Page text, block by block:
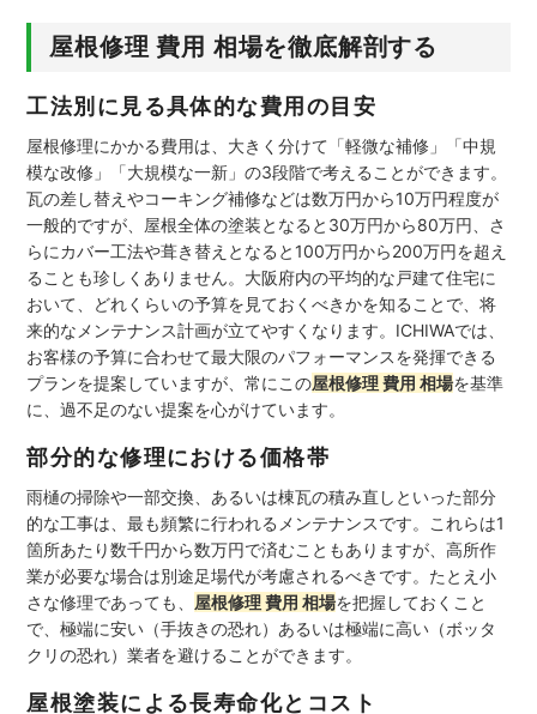
屋根修理 費用 相場を徹底解剖する
工法別に見る具体的な費用の目安
屋根修理にかかる費用は、大きく分けて「軽微な補修」「中規
模な改修」「大規模な一新」の3段階で考えることができます。
瓦の差し替えやコーキング補修などは数万円から10万円程度が
一般的ですが、屋根全体の塗装となると30万円から80万円、さ
らにカバー工法や葺き替えとなると100万円から200万円を超え
ることも珍しくありません。大阪府内の平均的な戸建て住宅に
おいて、どれくらいの予算を見ておくべきかを知ることで、将
来的なメンテナンス計画が立てやすくなります。ICHIWAでは、
お客様の予算に合わせて最大限のパフォーマンスを発揮できる
プランを提案していますが、常にこの屋根修理 費用 相場を基準
に、過不足のない提案を心がけています。
部分的な修理における価格帯
雨樋の掃除や一部交換、あるいは棟瓦の積み直しといった部分
的な工事は、最も頻繁に行われるメンテナンスです。これらは1
箇所あたり数千円から数万円で済むこともありますが、高所作
業が必要な場合は別途足場代が考慮されるべきです。たとえ小
さな修理であっても、 屋根修理 費用 相場を把握しておくこと
で、極端に安い（手抜きの恐れ）あるいは極端に高い（ボッタ
クリの恐れ）業者を避けることができます。
屋根塗装による長寿命化とコスト